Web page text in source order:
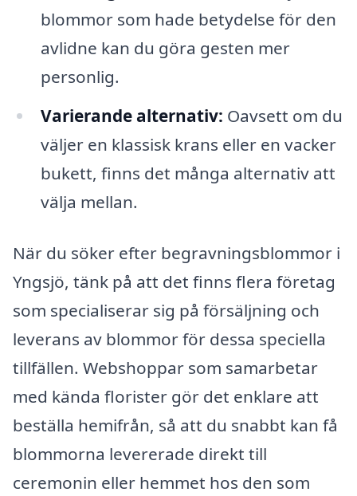
blommor som hade betydelse för den
avlidne kan du göra gesten mer
personlig.
Varierande alternativ: Oavsett om du
väljer en klassisk krans eller en vacker
bukett, finns det många alternativ att
välja mellan.
När du söker efter begravningsblommor i
Yngsjö, tänk på att det finns flera företag
som specialiserar sig på försäljning och
leverans av blommor för dessa speciella
tillfällen. Webshoppar som samarbetar
med kända florister gör det enklare att
beställa hemifrån, så att du snabbt kan få
blommorna levererade direkt till
ceremonin eller hemmet hos den som